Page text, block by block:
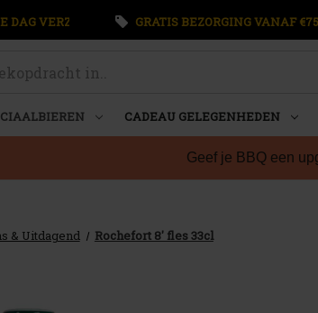
DAG VERZONDEN GRATIS BEZORGING VANAF
CADEAU GELEGENHEDEN
Geef je BBQ een
& Uitdagend Rochefort 8' fles 33cl